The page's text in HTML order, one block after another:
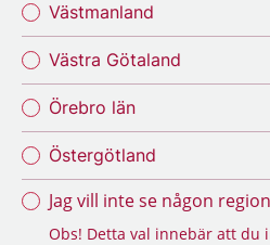
Västmanland
Västra Götaland
Örebro län
Östergötland
Jag vill inte se någon
Obs! Detta val innebär att du